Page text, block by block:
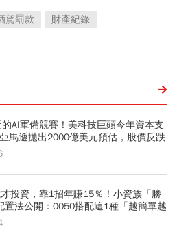
駕罰款
財產紀錄
AI軍備競賽！美科技巨頭今年資本支
馬遜拋出2000億美元預估，股價反跌
投資，靠1招年賺15％！小資族「勝
置法公開：0050搭配這1種「越簡單越